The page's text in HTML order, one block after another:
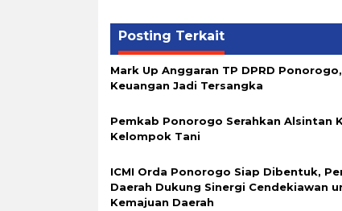
Posting Terkait
Mark Up Anggaran TP DPRD
Keuangan Jadi Tersangka
Pemkab Ponorogo Serahkan Alsintan
Kelompok Tani
ICMI Orda Ponorogo Siap Dibentuk,
Daerah Dukung Sinergi Cendekiawan
Kemajuan Daerah